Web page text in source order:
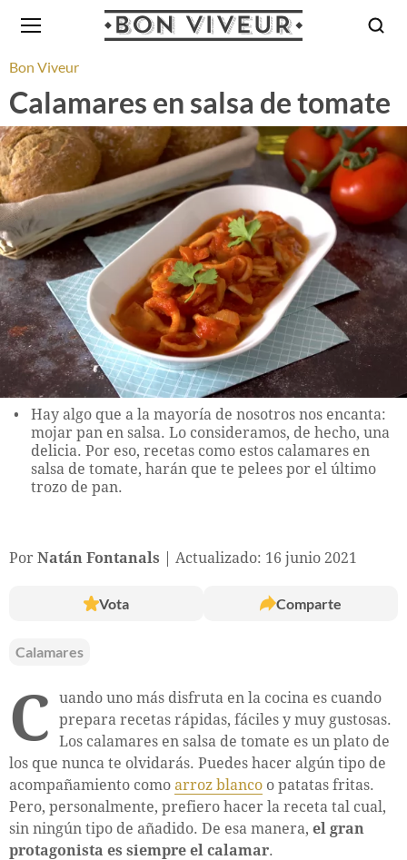
Bon Viveur
Calamares en salsa de tomate
Hay algo que a la mayoría de nosotros nos encanta:
mojar pan en salsa. Lo consideramos, de hecho, una
delicia. Por eso, recetas como estos calamares en
salsa de tomate, harán que te pelees por el último
trozo de pan.
Por Natán Fontanals Actualizado: 16 junio 2021
Vota Comparte
Calamares
C
uando uno más disfruta en la cocina es cuando
prepara recetas rápidas, fáciles y muy gustosas.
Los calamares en salsa de tomate es un plato de
los que nunca te olvidarás. Puedes hacer algún tipo de
acompañamiento como arroz blanco o patatas fritas.
Pero, personalmente, prefiero hacer la receta tal cual,
sin ningún tipo de añadido. De esa manera, el gran
protagonista es siempre el calamar.